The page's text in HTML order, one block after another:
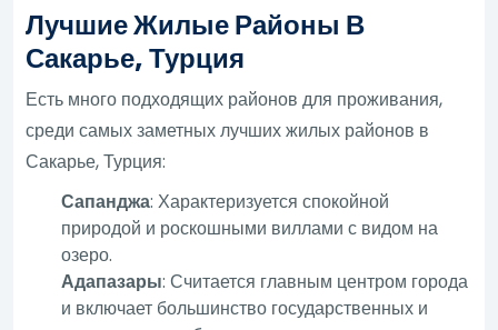
Лучшие Жилые Районы В
Сакарье, Турция
Есть много подходящих районов для проживания,
среди самых заметных лучших жилых районов в
Сакарье, Турция:
Сапанджа: Характеризуется спокойной
природой и роскошными виллами с видом на
озеро.
Адапазары: Считается главным центром города
и включает большинство государственных и